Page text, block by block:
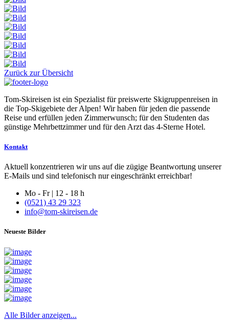
Zurück zur Übersicht
Tom-Skireisen ist ein Spezialist für preiswerte Skigruppenreisen in
die Top-Skigebiete der Alpen! Wir haben für jeden die passende
Reise und erfüllen jeden Zimmerwunsch; für den Studenten das
günstige Mehrbettzimmer und für den Arzt das 4-Sterne Hotel.
Kontakt
Aktuell konzentrieren wir uns auf die zügige Beantwortung unserer
E-Mails und sind telefonisch nur eingeschränkt erreichbar!
Mo - Fr | 12 - 18 h
(0521) 43 29 323
info@tom-skireisen.de
Neueste Bilder
Alle Bilder anzeigen...